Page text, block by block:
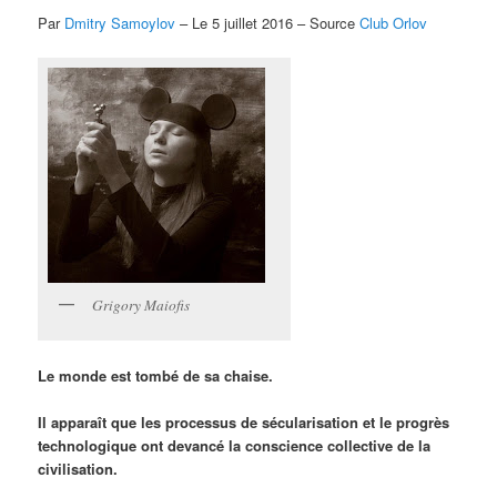
Par Dmitry Samoylov – Le 5 juillet 2016 – SourceClub Orlov
Grigory Maiofis
Le monde est tombé de sa chaise.
Il apparaît que les processus de sécularisation et le progrès
technologique ont devancé la conscience collective de la
civilisation.